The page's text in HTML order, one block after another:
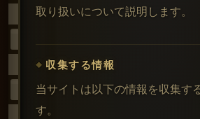
取り扱いについて説明します。
収集する情報
当サイトは以下の情報を収集す
す。